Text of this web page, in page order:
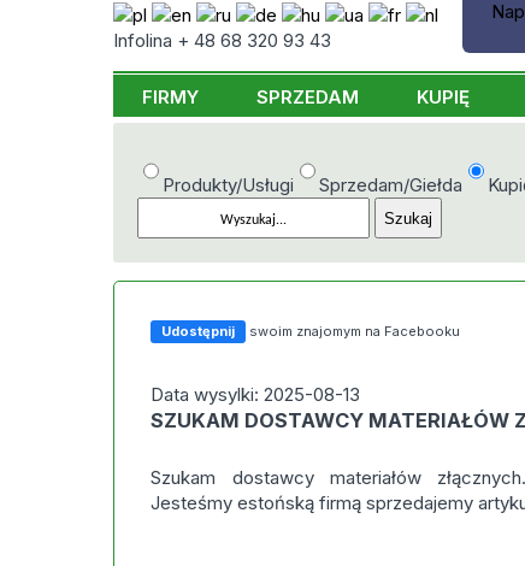
Infolina + 48 68 320 93 43
FIRMY SPRZEDAM KUPIĘ
Produkty/Usługi Sprzedam/Giełda
Udostępnij swoim znajomym na Facebooku
Data wysylki: 2025-08-13
SZUKAM DOSTAWCY MATERIAŁÓW
Szukam dostawcy materiałów
Jesteśmy estońską firmą sprzedajemy